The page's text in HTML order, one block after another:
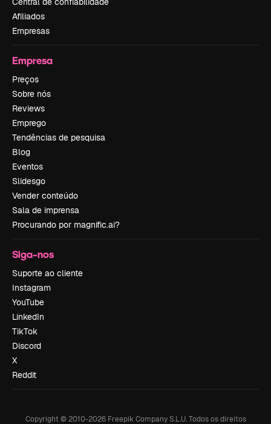
Afiliados
Empresas
Empresa
Preços
Sobre nós
Reviews
Emprego
Tendências de pesquisa
Blog
Eventos
Slidesgo
Vender conteúdo
Sala de imprensa
Procurando por magnific.ai?
Siga-nos
Suporte ao cliente
Instagram
YouTube
LinkedIn
TikTok
Discord
X
Reddit
Copyright © 2010-2026Freepik Company S.L.U. Todos os direitos